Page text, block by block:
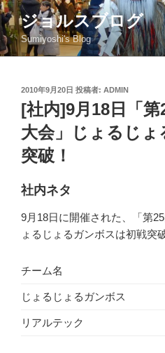
コ
ン
テ
ン
ジョルスブログ
Sumiyoshi's Blog
投
稿
日:
2010年9月20日 投稿者: ADMIN
[社内]9月18日「
大会」じょるじ
突破！
社内ネタ
9月18日に開催された、「第
ょるじょるガンボスは初戦突
チーム名
じょるじょるガンボス
リアルテック